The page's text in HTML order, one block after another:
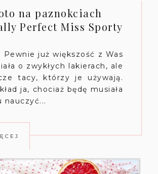
na paznokciach
Perfect Miss Sporty
już większość z Was
o zwykłych lakierach, ale
tacy, którzy je używają.
ja, chociaż będę musiała
nauczyć...